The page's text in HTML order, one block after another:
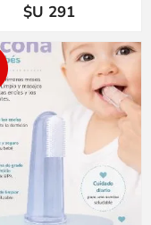
$U 291